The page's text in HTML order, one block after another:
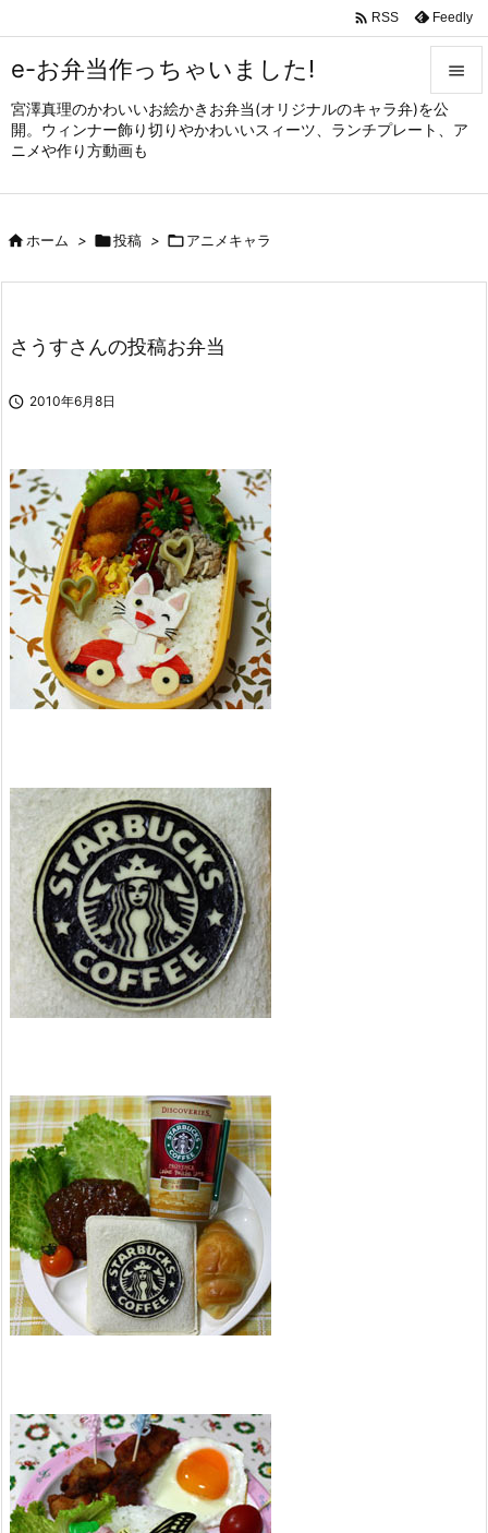
e-お弁当作っちゃいました!
宮澤真理のかわいいお絵かきお弁当(オリジナルのキャラ弁)を公
開。ウィンナー飾り切りやかわいいスィーツ、ランチプレート、ア
ニメや作り方動画も


メニュ
サイド

 RSS Feedly
ホーム > 投稿 > アニメキャラ
さうすさんの投稿お弁当
 2010年6月8日